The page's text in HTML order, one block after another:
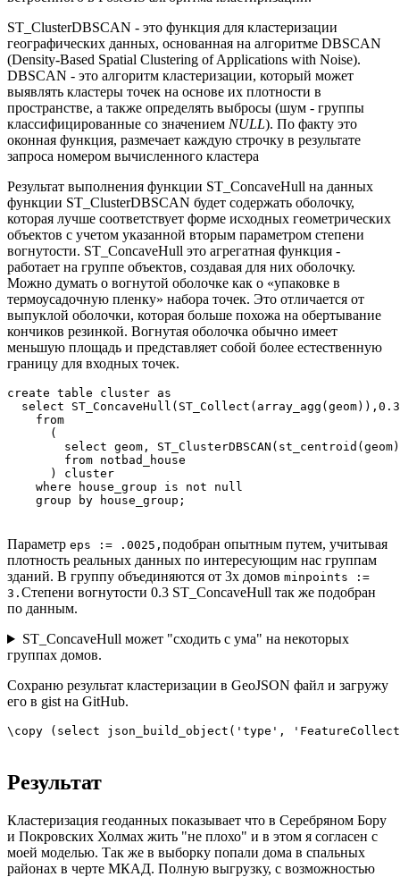
ST_ClusterDBSCAN - это функция для кластеризации
географических данных, основанная на алгоритме DBSCAN
(Density-Based Spatial Clustering of Applications with Noise).
DBSCAN - это алгоритм кластеризации, который может
выявлять кластеры точек на основе их плотности в
пространстве, а также определять выбросы (шум - группы
классифицированные со значением NULL). По факту это
оконная функция, размечает каждую строчку в результате
запроса номером вычисленного кластера
Результат выполнения функции ST_ConcaveHull на данных
функции ST_ClusterDBSCAN будет содержать оболочку,
которая лучше соответствует форме исходных геометрических
объектов с учетом указанной вторым параметром степени
вогнутости. ST_ConcaveHull это агрегатная функция -
работает на группе объектов, создавая для них оболочку.
Можно думать о вогнутой оболочке как о «упаковке в
термоусадочную пленку» набора точек. Это отличается от
выпуклой оболочки, которая больше похожа на обертывание
кончиков резинкой. Вогнутая оболочка обычно имеет
меньшую площадь и представляет собой более естественную
границу для входных точек.
create table cluster as
select
    from
      (
select geom,
        from notbad_house
      ) cluster
    where house_group is not null
    group by house_group;
Параметр eps := .0025, подобран опытным путем, учитывая
плотность реальных данных по интересующим нас группам
зданий. В группу объединяются от 3х домов minpoints :=
3. Степени вогнутости 0.3 ST_ConcaveHull так же подобран
по данным.
ST_ConcaveHull может "сходить с ума" на некоторых
группах домов.
Сохраню результат кластеризации в GeoJSON файл и загружу
его в gist на GitHub.
\copy (select json_build_object('type',
Результат
Кластеризация геоданных показывает что в Серебряном Бору
и Покровских Холмах жить "не плохо" и в этом я согласен с
моей моделью. Так же в выборку попали дома в спальных
районах в черте МКАД. Полную выгрузку, с возможностью